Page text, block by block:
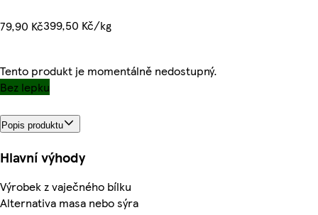
79,90 Kč399,50 Kč/kg
Tento produkt je momentálně nedostupný.
Bez lepku
Popis produktu
Hlavní výhody
Výrobek z vaječného bílku
Alternativa masa nebo sýra